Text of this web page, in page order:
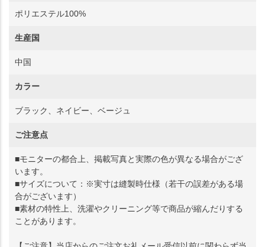
ポリエステル100%
生産国
中国
カラー
ブラック、ネイビー、ベージュ
ご注意点
■モニターの都合上、掲載写真と実際の色が異なる場合がござ
います。
■サイズについて：※実寸は縫製時仕様（若干の誤差がある場
合がございます）
■素材の特性上、洗濯やクリーニング等で商品が縮んだりする
ことがあります。